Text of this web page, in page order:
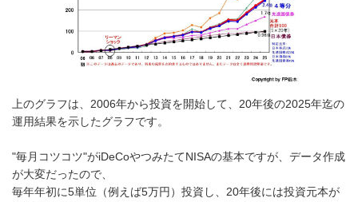
上のグラフは、2006年から投資を開始して、20年後の2025年迄の
運用結果を示したグラフです。
"毎月コツコツ"がiDeCoやつみたてNISAの基本ですが、データ作成
が大変だったので、
毎年年初に5単位（例えば5万円）投資し、20年後には投資元本が